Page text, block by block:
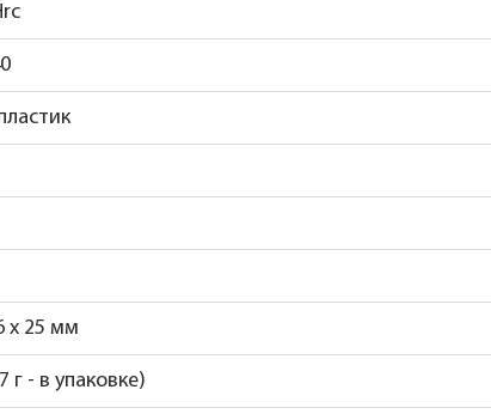
x 25 мм
г - в упаковке)